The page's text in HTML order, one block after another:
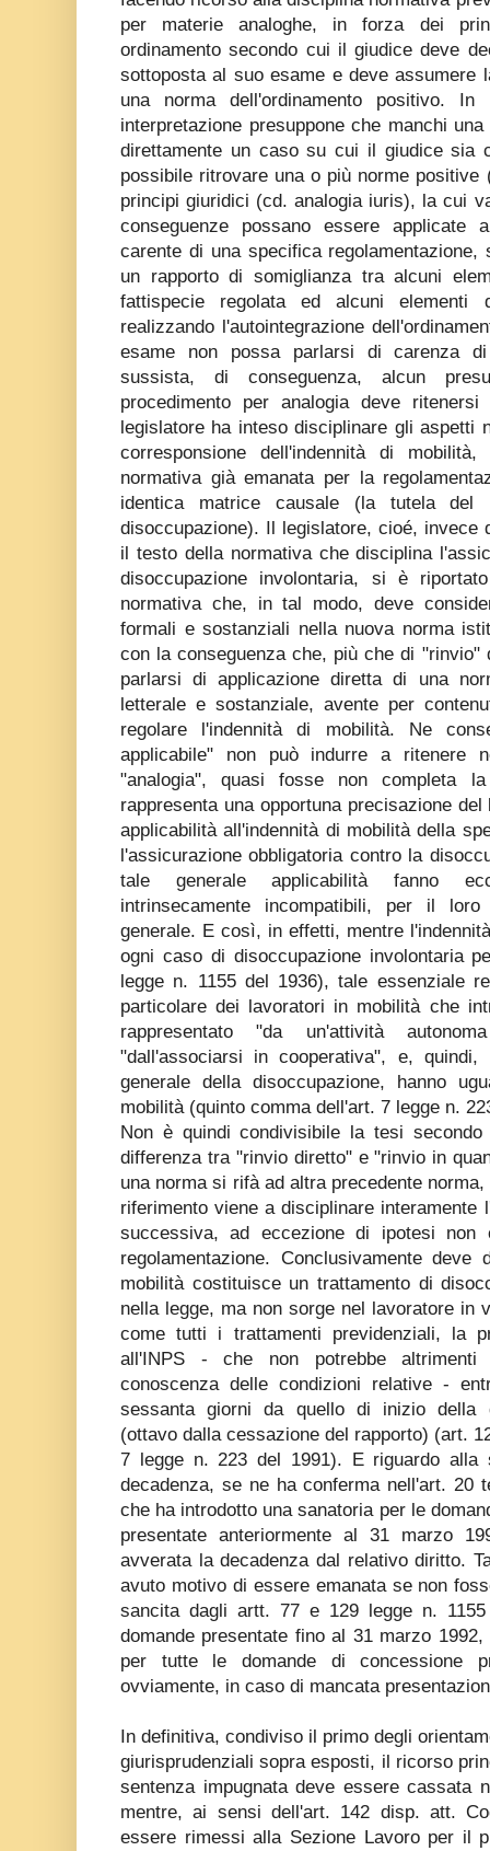
Non è quindi condivisibile la tesi
differenza tra "rinvio diretto" e "rinvio in
una norma si rifà ad altra precedente
riferimento viene a disciplinare interamente
successiva, ad eccezione di ipotesi non
regolamentazione. Conclusivamente
mobilità costituisce un trattamento di
nella legge, ma non sorge nel lavoratore in
come tutti i trattamenti previdenziali, la
all'INPS - che non potrebbe
conoscenza delle condizioni relative -
sessanta giorni da quello di inizio della
(ottavo dalla cessazione del rapporto) (art.
7 legge n. 223 del 1991). E riguardo alla
decadenza, se ne ha conferma nell'art. 20
che ha introdotto una sanatoria per le
presentate anteriormente al 31 marzo
avverata la decadenza dal relativo diritto.
avuto motivo di essere emanata se non
sancita dagli artt. 77 e 129 legge n.
domande presentate fino al 31 marzo
per tutte le domande di concessione
ovviamente, in caso di mancata
In definitiva, condiviso il primo degli
giurisprudenziali sopra esposti, il ricorso
sentenza impugnata deve essere cassata
mentre, ai sensi dell'art. 142 disp. att.
essere rimessi alla Sezione Lavoro per il